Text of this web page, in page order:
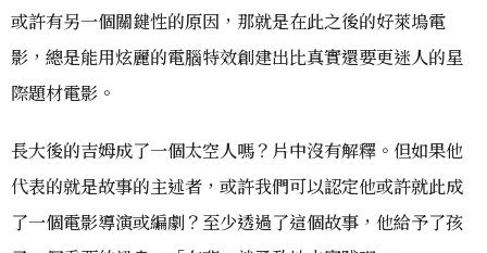
或許有另一個關鍵性的原因，那就是在此之後的好萊塢電
影，總是能用炫麗的電腦特效創建出比真實還要更迷人的星
際題材電影。
長大後的吉姆成了一個太空人嗎？片中沒有解釋。但如果他
代表的就是故事的主述者，或許我們可以認定他或許就此成
了一個電影導演或編劇？至少透過了這個故事，他給予了孩